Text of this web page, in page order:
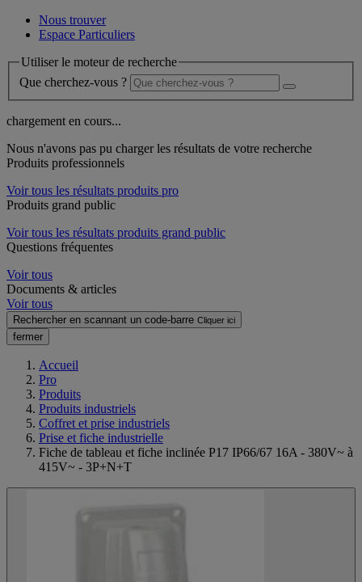
Nous trouver
Espace Particuliers
Utiliser le moteur de recherche
Que cherchez-vous ?
chargement en cours...
Nous n'avons pas pu charger les résultats de votre recherche
Produits professionnels
Voir tous les résultats produits pro
Produits grand public
Voir tous les résultats produits grand public
Questions fréquentes
Voir tous
Documents & articles
Voir tous
Rechercher en scannant un code-barre Cliquer ici
fermer
Accueil
Pro
Produits
Produits industriels
Coffret et prise industriels
Prise et fiche industrielle
Fiche de tableau et fiche inclinée P17 IP66/67 16A - 380V~ à
415V~ - 3P+N+T